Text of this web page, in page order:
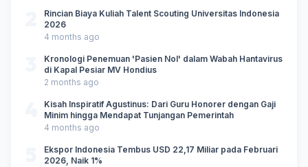
Rincian Biaya Kuliah Talent Scouting Universitas Indonesia
2026
4 months ago
Kronologi Penemuan 'Pasien Nol' dalam Wabah Hantavirus
di Kapal Pesiar MV Hondius
2 months ago
Kisah Inspiratif Agustinus: Dari Guru Honorer dengan Gaji
Minim hingga Mendapat Tunjangan Pemerintah
4 months ago
Ekspor Indonesia Tembus USD 22,17 Miliar pada Februari
2026, Naik 1%